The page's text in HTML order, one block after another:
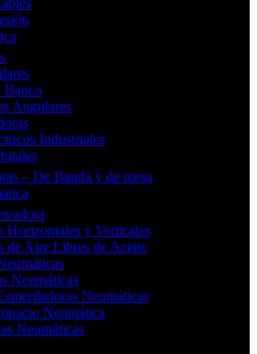
Banco
Angulares
Industriales
– De Banda y de mesa
Horizontales y Verticales
de Aire Libres de Aceite
Neumáticas
Neumáticas
Neumática
Neumáticas